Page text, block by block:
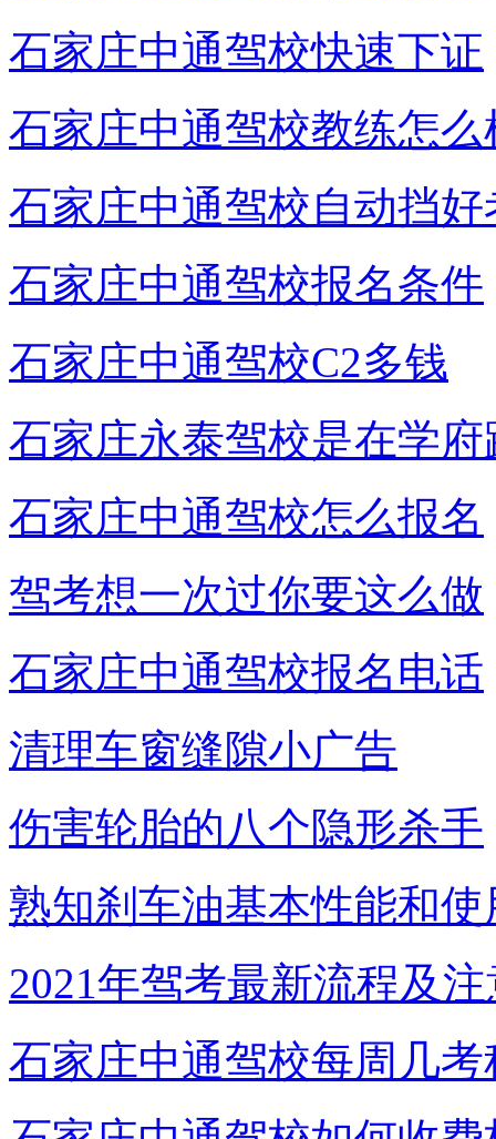
石家庄中通驾校快速下证
石家庄中通驾校教练怎么
石家庄中通驾校自动挡好
石家庄中通驾校报名条件
石家庄中通驾校C2多钱
石家庄永泰驾校是在学府
石家庄中通驾校怎么报名
驾考想一次过你要这么做
石家庄中通驾校报名电话
清理车窗缝隙小广告
伤害轮胎的八个隐形杀手
熟知刹车油基本性能和使
2021年驾考最新流程及
石家庄中通驾校每周几考